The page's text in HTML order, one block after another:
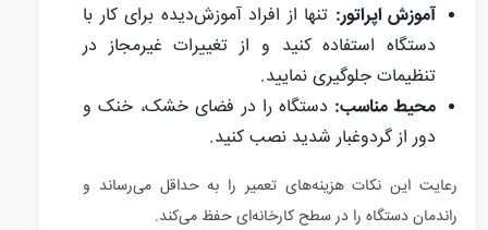
آموزش اپراتور: تنها از افراد آموزش‌دیده برای کار با
دستگاه استفاده کنید و از تغییرات غیرمجاز در
تنظیمات جلوگیری نمایید.
محیط مناسب: دستگاه را در فضای خشک، خنک و
دور از گردوغبار شدید نصب کنید.
رعایت این نکات هزینه‌های تعمیر را به حداقل می‌رساند و
راندمان دستگاه را در سطح کارخانه‌ای حفظ می‌کند.